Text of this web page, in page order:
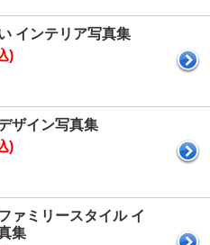
インテリア写真集
)
ザイン写真集
)
ァミリースタイル イ
集